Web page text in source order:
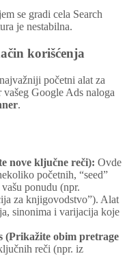
se gradi cela Search
je nestabilna.
korišćenja
početni alat za
Google Ads naloga
.
nove ključne reči): Ovde
početnih, “seed”
ponudu (npr.
za knjigovodstvo”). Alat
sinonima i varijacija koje
(Prikažite obim pretrage
reči (npr. iz